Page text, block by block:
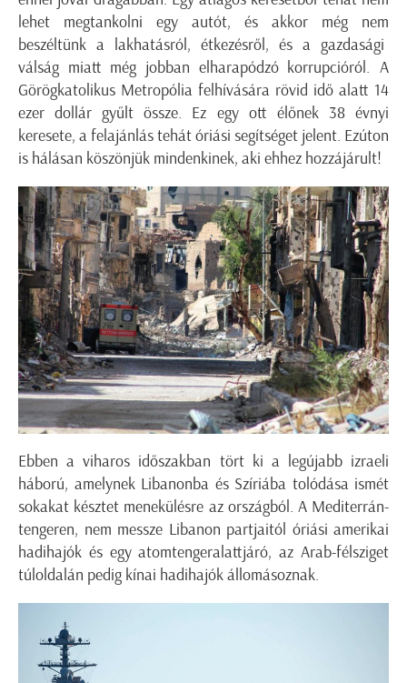
lehet megtankolni egy autót, és akkor még nem
beszéltünk a lakhatásról, étkezésről, és a gazdasági
válság miatt még jobban elharapódzó korrupcióról. A
Görögkatolikus Metropólia felhívására rövid idő alatt 14
ezer dollár gyűlt össze. Ez egy ott élőnek 38 évnyi
keresete, a felajánlás tehát óriási segítséget jelent. Ezúton
is hálásan köszönjük mindenkinek, aki ehhez hozzájárult!
Ebben a viharos időszakban tört ki a legújabb izraeli
háború, amelynek Libanonba és Szíriába tolódása ismét
sokakat késztet menekülésre az országból. A Mediterrán-
tengeren, nem messze Libanon partjaitól óriási amerikai
hadihajók és egy atomtengeralattjáró, az Arab-félsziget
túloldalán pedig kínai hadihajók állomásoznak.